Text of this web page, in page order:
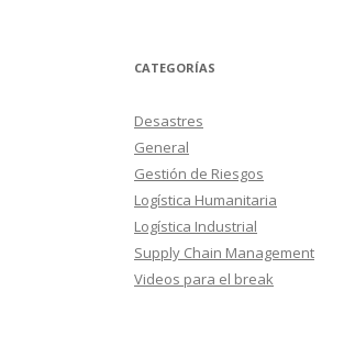
CATEGORÍAS
Desastres
General
Gestión de Riesgos
Logística Humanitaria
Logística Industrial
Supply Chain Management
Videos para el break